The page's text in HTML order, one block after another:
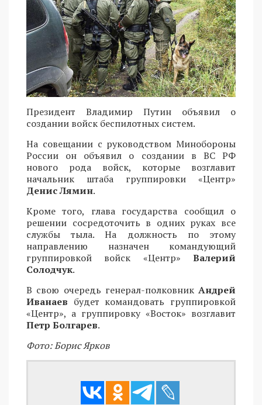
Президент Владимир Путин объявил о
создании войск беспилотных систем.
На совещании с руководством Минобороны
России он объявил о создании в ВС РФ
нового рода войск, которые возглавит
начальник штаба группировки «Центр»
Денис Лямин.
Кроме того, глава государства сообщил о
решении сосредоточить в одних руках все
службы тыла. На должность по этому
направлению назначен командующий
группировкой войск «Центр» Валерий
Солодчук.
В свою очередь генерал-полковникАндрей
Иванаев будет командовать группировкой
«Центр», а группировку «Восток» возглавит
Петр Болгарев.
Фото: Борис Ярков